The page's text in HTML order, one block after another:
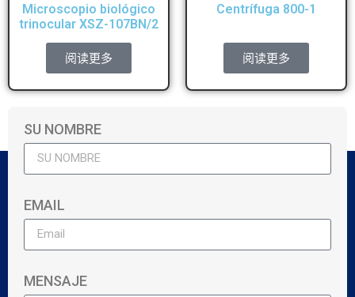
Microscopio biológico
trinocular XSZ-107BN/2
阅读更多
Centrífuga 800-1
阅读更多
SU NOMBRE
EMAIL
MENSAJE